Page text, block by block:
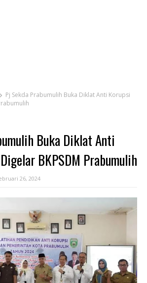
Pj Sekda Prabumulih Buka Diklat Anti Korupsi
Buka Diklat Anti
BKPSDM Prabumulih
26, 2024